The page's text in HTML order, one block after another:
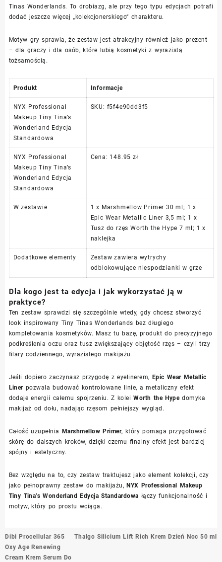
Tinas Wonderlands. To drobiazg, ale przy tego typu edycjach potrafi
dodać jeszcze więcej „kolekcjonerskiego” charakteru.
Motyw gry sprawia, że zestaw jest atrakcyjny również jako prezent
– dla graczy i dla osób, które lubią kosmetyki z wyrazistą
tożsamością.
Produkt Informacje
NYX Professional
Makeup Tiny Tina’s
Wonderland Edycja
Standardowa
SKU: f5f4e90dd3f5
NYX Professional
Makeup Tiny Tina’s
Wonderland Edycja
Standardowa
Cena: 148.95 zł
W zestawie
1 x Marshmellow Primer 30 ml; 1 x
Epic Wear Metallic Liner 3,5 ml; 1 x
Tusz do rzęs Worth the Hype 7 ml; 1 x
naklejka
Dodatkowe elementy
Zestaw zawiera wytrychy
odblokowujące niespodzianki w grze
Dla kogo jest ta edycja i jak wykorzystać ją w
praktyce?
Ten zestaw sprawdzi się szczególnie wtedy, gdy chcesz stworzyć
look inspirowany Tiny Tinas Wonderlands bez długiego
kompletowania kosmetyków. Masz tu bazę, produkt do precyzyjnego
podkreślenia oczu oraz tusz zwiększający objętość rzęs – czyli trzy
filary codziennego, wyrazistego makijażu.
Jeśli dopiero zaczynasz przygodę z eyelinerem, Epic Wear Metallic
Linerpozwala budować kontrolowane linie, a metaliczny efekt
dodaje energii całemu spojrzeniu. Z koleiWorth the Hypedomyka
makijaż od dołu, nadając rzęsom pełniejszy wygląd.
Całość uzupełnia Marshmellow Primer, który pomaga przygotować
skórę do dalszych kroków, dzięki czemu finalny efekt jest bardziej
spójny i estetyczny.
Bez względu na to, czy zestaw traktujesz jako element kolekcji, czy
jako pełnoprawny zestaw do makijażu, NYX Professional Makeup
Tiny Tina’s Wonderland Edycja Standardowa łączy funkcjonalność i
motyw, który po prostu wciąga.
Nawigacja
wpisu
Dibi Procellular 365
Oxy Age Renewing
Cream Krem Serum Do
Thalgo Silicium Lift Rich Krem Dzień Noc 50 ml